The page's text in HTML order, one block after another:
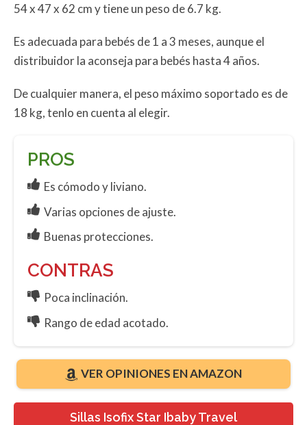
54 x 47 x 62 cm y tiene un peso de 6.7 kg.
Es adecuada para bebés de 1 a 3 meses, aunque el
distribuidor la aconseja para bebés hasta 4 años.
De cualquier manera, el peso máximo soportado es de
18 kg, tenlo en cuenta al elegir.
PROS
Es cómodo y liviano.
Varias opciones de ajuste.
Buenas protecciones.
CONTRAS
Poca inclinación.
Rango de edad acotado.
VER OPINIONES EN AMAZON
Sillas Isofix Star Ibaby Travel